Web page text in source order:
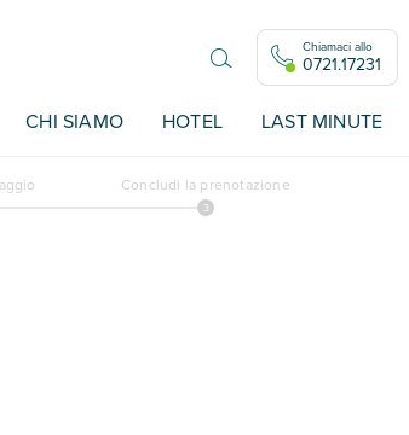
Chiamaci allo
0721.17231
CHI SIAMO HOTEL LAST MINUTE
Concludi la prenotazione